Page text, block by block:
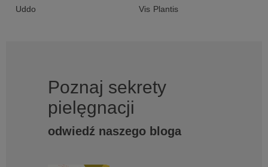
Uddo Vis Plantis
Poznaj sekrety
pielęgnacji
odwiedź naszego bloga